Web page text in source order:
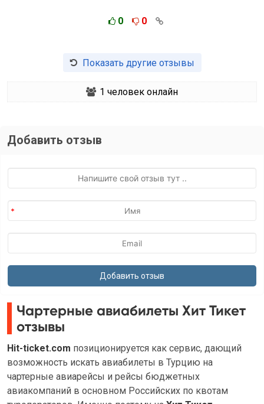
0 0
Показать другие отзывы
1 человек онлайн
Добавить отзыв
Чартерные авиабилеты Хит Тикет
отзывы
Hit-ticket.com позиционируется как сервис, дающий
возможность искать авиабилеты в Турцию на
чартерные авиарейсы и рейсы бюджетных
авиакомпаний в основном Российских по квотам